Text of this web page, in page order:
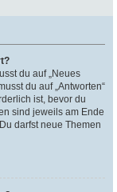
du auf „Neues
du auf „Antworten“
ist, bevor du
sind jeweils am Ende
darfst neue Themen